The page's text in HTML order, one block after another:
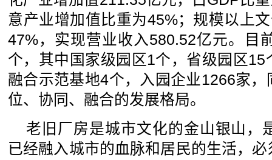
意产业增加值比重为45%；规模以上
47%，实现营业收入580.52亿元。目
个，其中国家级园区1个，省级园区
融合示范基地4个，入园企业1266家
位、协同、融合的发展格局。
老旧厂房是城市文化的金山银山，
已经融入城市的血脉和居民的生活，